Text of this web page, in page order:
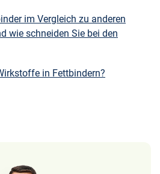
im Vergleich zu anderen
wie schneiden Sie bei den
in Fettbindern?